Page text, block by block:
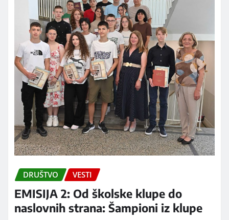
DRUŠTVO VESTI
EMISIJA 2: Od školske klupe do
naslovnih strana: Šampioni iz klupe